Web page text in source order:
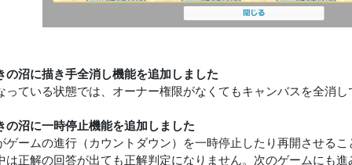
の沼に描き手全消し機能を追加しました
っている状態では、オーナー権限がなくてもキャンバスを全消
の沼に一時停止機能を追加しました
ゲームの進行（カウントダウン）を一時停止したり再開させる
は正解の回答が出ても正解判定になりません。次のゲームにも進